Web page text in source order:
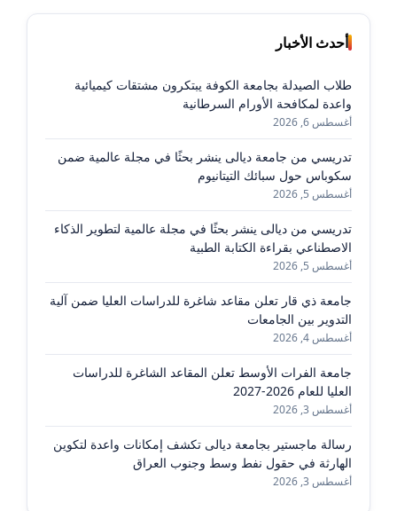
أحدث الأخبار
طلاب الصيدلة بجامعة الكوفة يبتكرون مشتقات كيميائية
واعدة لمكافحة الأورام السرطانية
أغسطس 6, 2026
تدريسي من جامعة ديالى ينشر بحثًا في مجلة عالمية ضمن
سكوباس حول سبائك التيتانيوم
أغسطس 5, 2026
تدريسي من ديالى ينشر بحثًا في مجلة عالمية لتطوير الذكاء
الاصطناعي بقراءة الكتابة الطبية
أغسطس 5, 2026
جامعة ذي قار تعلن مقاعد شاغرة للدراسات العليا ضمن آلية
التدوير بين الجامعات
أغسطس 4, 2026
جامعة الفرات الأوسط تعلن المقاعد الشاغرة للدراسات
العليا للعام 2026-2027
أغسطس 3, 2026
رسالة ماجستير بجامعة ديالى تكشف إمكانات واعدة لتكوين
الهارثة في حقول نفط وسط وجنوب العراق
أغسطس 3, 2026